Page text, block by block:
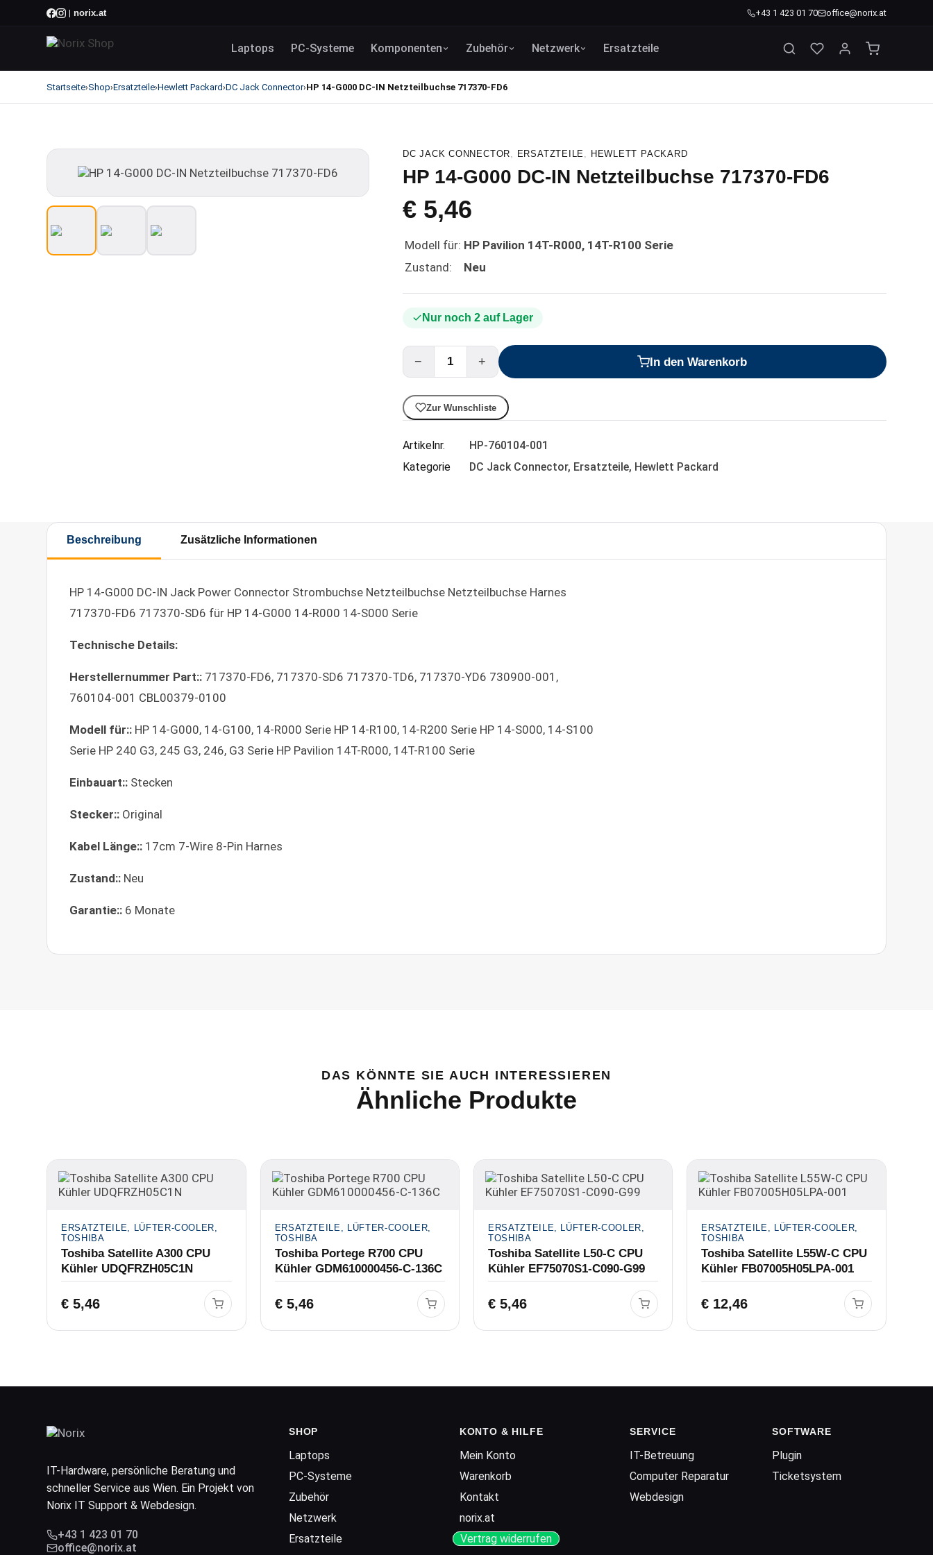
| norix.at +43 1 423 01 70 office@norix.at
Laptops PC-Systeme Komponenten Zubehör Netzwerk Ersatzteile
Startseite›Shop›Ersatzteile›Hewlett Packard›DC Jack Connector›HP 14-G000 DC-IN Netzteilbuchse 717370-FD6
DC JACK CONNECTOR, ERSATZTEILE, HEWLETT PACKARD
HP 14-G000 DC-IN Netzteilbuchse 717370-FD6
€5,46
Modell für: HP Pavilion 14T-R000, 14T-R100 Serie
Zustand:
Neu
Nur noch 2 auf Lager
− + In den Warenkorb
Zur Wunschliste
Artikelnr.
HP-760104-001
Kategorie
DC Jack Connector, Ersatzteile, Hewlett Packard
Beschreibung Zusätzliche Informationen
HP 14-G000 DC-IN Jack Power Connector Strombuchse Netzteilbuchse Netzteilbuchse Harnes
717370-FD6 717370-SD6 für HP 14-G000 14-R000 14-S000 Serie
Technische Details:
Herstellernummer Part:: 717370-FD6, 717370-SD6 717370-TD6, 717370-YD6 730900-001,
760104-001 CBL00379-0100
Modell für:: HP 14-G000, 14-G100, 14-R000 Serie HP 14-R100, 14-R200 Serie HP 14-S000, 14-S100
Serie HP 240 G3, 245 G3, 246, G3 Serie HP Pavilion 14T-R000, 14T-R100 Serie
Einbauart:: Stecken
Stecker:: Original
Kabel Länge:: 17cm 7-Wire 8-Pin Harnes
Zustand:: Neu
Garantie:: 6 Monate
DAS KÖNNTE SIE AUCH INTERESSIEREN
Ähnliche Produkte
ERSATZTEILE, LÜFTER-COOLER,
TOSHIBA
Toshiba Satellite A300 CPU
Kühler UDQFRZH05C1N
€ 5,46
ERSATZTEILE, LÜFTER-COOLER,
TOSHIBA
Toshiba Portege R700 CPU
Kühler GDM610000456-C-136C
€5,46
ERSATZTEILE, LÜFTER-COOLER,
TOSHIBA
Toshiba Satellite L50-C CPU
Kühler EF75070S1-C090-G99
€ 5,46
ERSATZTEILE, LÜFTER-COOLER,
TOSHIBA
Toshiba Satellite L55W-C CPU
Kühler FB07005H05LPA-001
€ 12,46
IT-Hardware, persönliche Beratung und
schneller Service aus Wien. Ein Projekt von
Norix IT Support & Webdesign.
+43 1 423 01 70
office@norix.at
SHOP
Laptops
PC-Systeme
Zubehör
Netzwerk
Ersatzteile
KONTO & HILFE
Mein Konto
Warenkorb
Kontakt
norix.at
Vertrag widerrufen
SERVICE
IT-Betreuung
Computer Reparatur
Webdesign
SOFTWARE
Plugin
Ticketsystem